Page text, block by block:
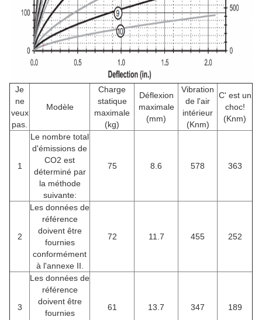
Je
ne
veux
pas.
Modèle
Charge
statique
maximale
(kg)
Déflexion
maximale
(mm)
Vibration
de l'air
intérieur
(Knm)
C' est un
choc!
(Knm)
1
Le nombre total
d'émissions de
CO2 est
déterminé par
la méthode
suivante:
75 8.6 578 363
2
Les données de
référence
doivent être
fournies
conformément
à l'annexe II.
72 11.7 455 252
3
Les données de
référence
doivent être
fournies
61 13.7 347 189